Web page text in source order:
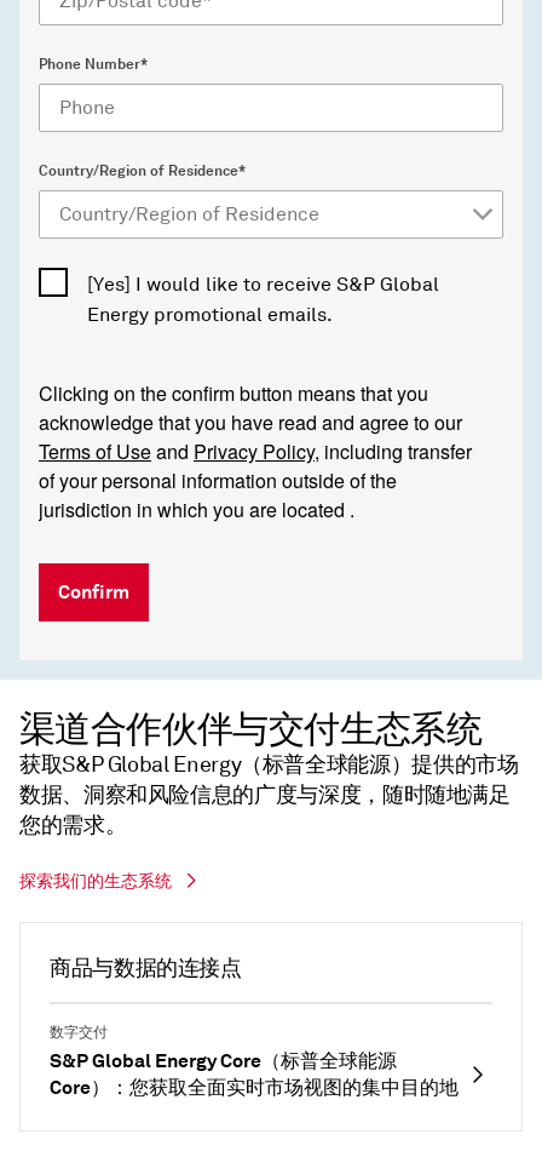
Phone Number*
Country/Region of Residence*
[Yes] I would like to receive S&P Global
Energy promotional emails.
Clicking on the confirm button means that you
acknowledge that you have read and agree to our
Terms of Useand Privacy Policy, including transfer
of your personal information outside of the
jurisdiction in which you are located .
Confirm
渠道合作伙伴与交付生态系统
获取S&P Global Energy（标普全球能源）提供的市场
数据、洞察和风险信息的广度与深度，随时随地满足
您的需求。
探索我们的生态系统
商品与数据的连接点
数字交付
S&P Global Energy Core（标普全球能源
Core）：您获取全面实时市场视图的集中目的地